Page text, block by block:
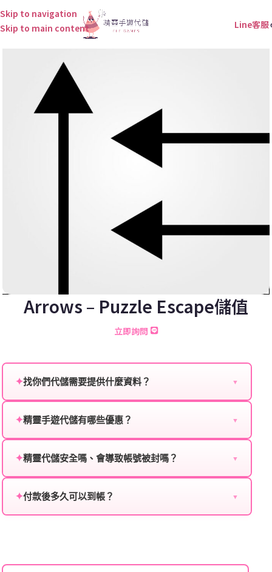
Skip to navigation
Skip to main content
Line客服
Arrows – Puzzle Escape儲值
立即詢問
✦找你們代儲需要提供什麼資料？ ▼
服：
✦精靈手遊代儲有哪些優惠？ ▼
贈送、大額儲值優惠及節日限定活動，儲值最低6折
✦精靈代儲安全嗎、會導致帳號被封嗎？ ▼
單，不使用外掛程式、非法點數或異常儲值管道。您獲
✦付款後多久可以到帳？ ▼
可直接聯絡客服查詢訂單進度。